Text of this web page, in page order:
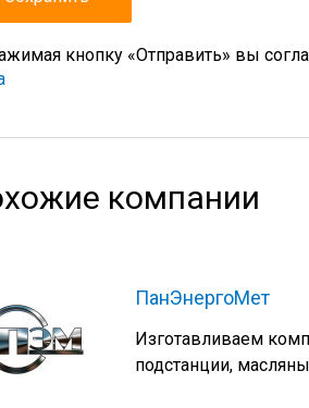
кнопку «Отправить» вы
компании
ПанЭнергоМет
Изготавливаем
подстанции,